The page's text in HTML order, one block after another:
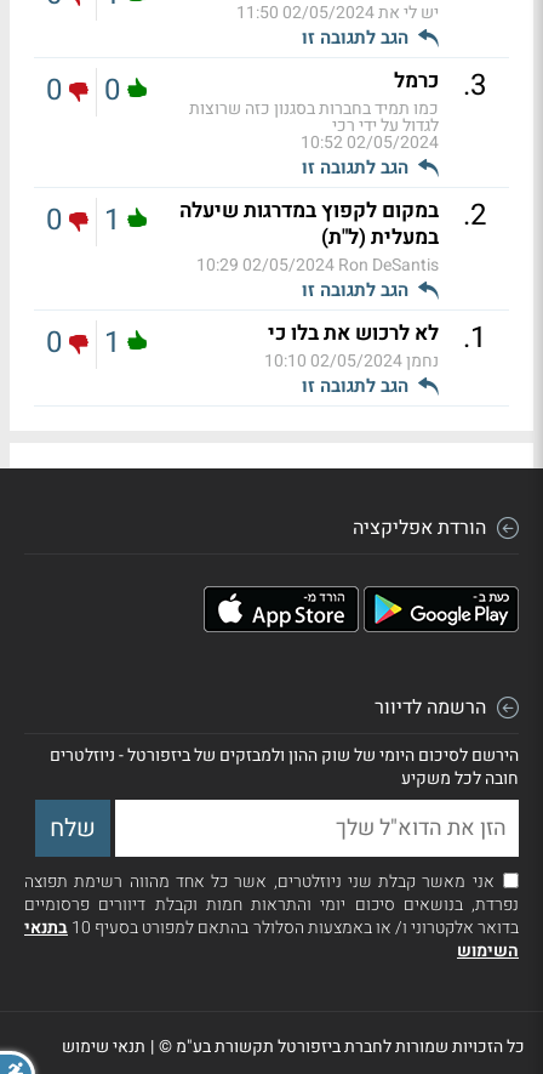
יש לי את02/05/2024 11:50
הגב לתגובה זו
3
. כרמל
כמו תמיד בחברות בסגנון כזה שרוצות
לגדול על ידי רכי
02/05/2024 10:52
הגב לתגובה זו
0
0
2
.
במקום לקפוץ במדרגות שיעלה
במעלית (ל"ת)
Ron DeSantis
02/05/2024 10:29
הגב לתגובה זו
1
0
1
. לא לרכוש את בלו כי
נחמן02/05/2024 10:10
הגב לתגובה זו
1
0
הורדת אפליקציה
הרשמה לדיוור
הירשם לסיכום היומי של שוק ההון ולמבזקים של ביזפורטל - ניוזלטרים
חובה לכל משקיע
אני מאשר קבלת שני ניוזלטרים, אשר כל אחד מהווה רשימת תפוצה
נפרדת, בנושאים סיכום יומי והתראות חמות וקבלת דיוורים פרסומיים
בדואר אלקטרוני ו/ או באמצעות הסלולר בהתאם למפורט בסעיף 10
בתנאי
השימוש
כל הזכויות שמורות לחברת ביזפורטל תקשורת בע"מ ©| תנאי שימוש